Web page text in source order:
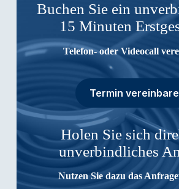
Buchen Sie ein
15 Minuten
Telefon- oder Videocall
Termin
Holen Sie sich
unverbindliches
Nutzen Sie dazu das